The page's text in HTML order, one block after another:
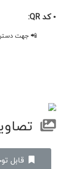
• کد QR:
📲 جهت
‌قابل